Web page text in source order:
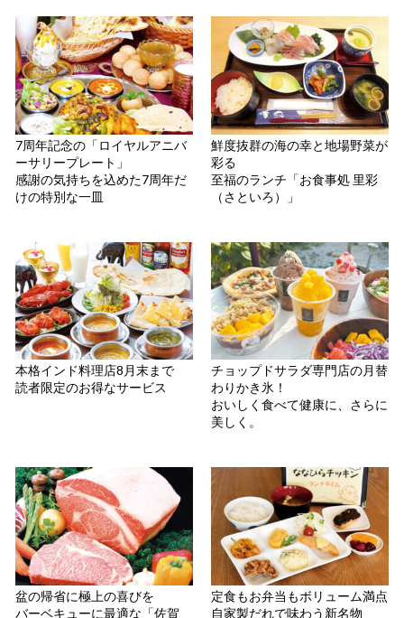
7周年記念の「ロイヤルアニバ
ーサリープレート」
感謝の気持ちを込めた7周年だ
けの特別な一皿
鮮度抜群の海の幸と地場野菜が
彩る
至福のランチ「お食事処 里彩
（さといろ）」
本格インド料理店8月末まで
読者限定のお得なサービス
チョップドサラダ専門店の月替
わりかき氷！
おいしく食べて健康に、さらに
美しく。
盆の帰省に極上の喜びを
バーベキューに最適な「佐賀
定食もお弁当もボリューム満点
自家製だれで味わう新名物